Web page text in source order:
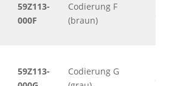
59Z113-
000F
Codierung F
(braun)
248KB
59Z113-
Codierung G
248KB